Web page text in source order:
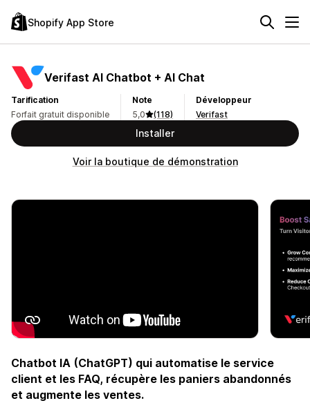
Shopify App Store
Verifast AI Chatbot + AI Chat
Tarification
Forfait gratuit disponible
Note
5,0
(118)
Développeur
Verifast
Installer
Voir la boutique de démonstration
Chatbot IA (ChatGPT) qui automatise le service
client et les FAQ, récupère les paniers abandonnés
et augmente les ventes.